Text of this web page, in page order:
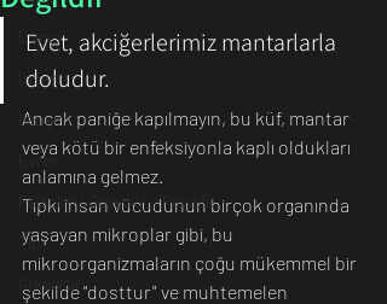
Dünya
İnsan
İletişim
Evren
Psikoloji / Sosyoloji / Felsefe
Tıp
Arkeoloji
Evet, akciğerlerimiz mantarlarla
doludur.
Ancak paniğe kapılmayın, bu küf, mantar
veya kötü bir enfeksiyonla kaplı oldukları
anlamına gelmez.
Tıpkı insan vücudunun birçok organında
yaşayan mikroplar gibi, bu
mikroorganizmaların çoğu mükemmel bir
şekilde "dosttur" ve muhtemelen